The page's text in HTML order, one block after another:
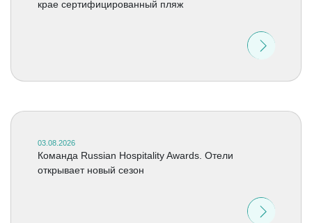
крае сертифицированный пляж
03.08.2026
Команда Russian Hospitality Awards. Отели
открывает новый сезон